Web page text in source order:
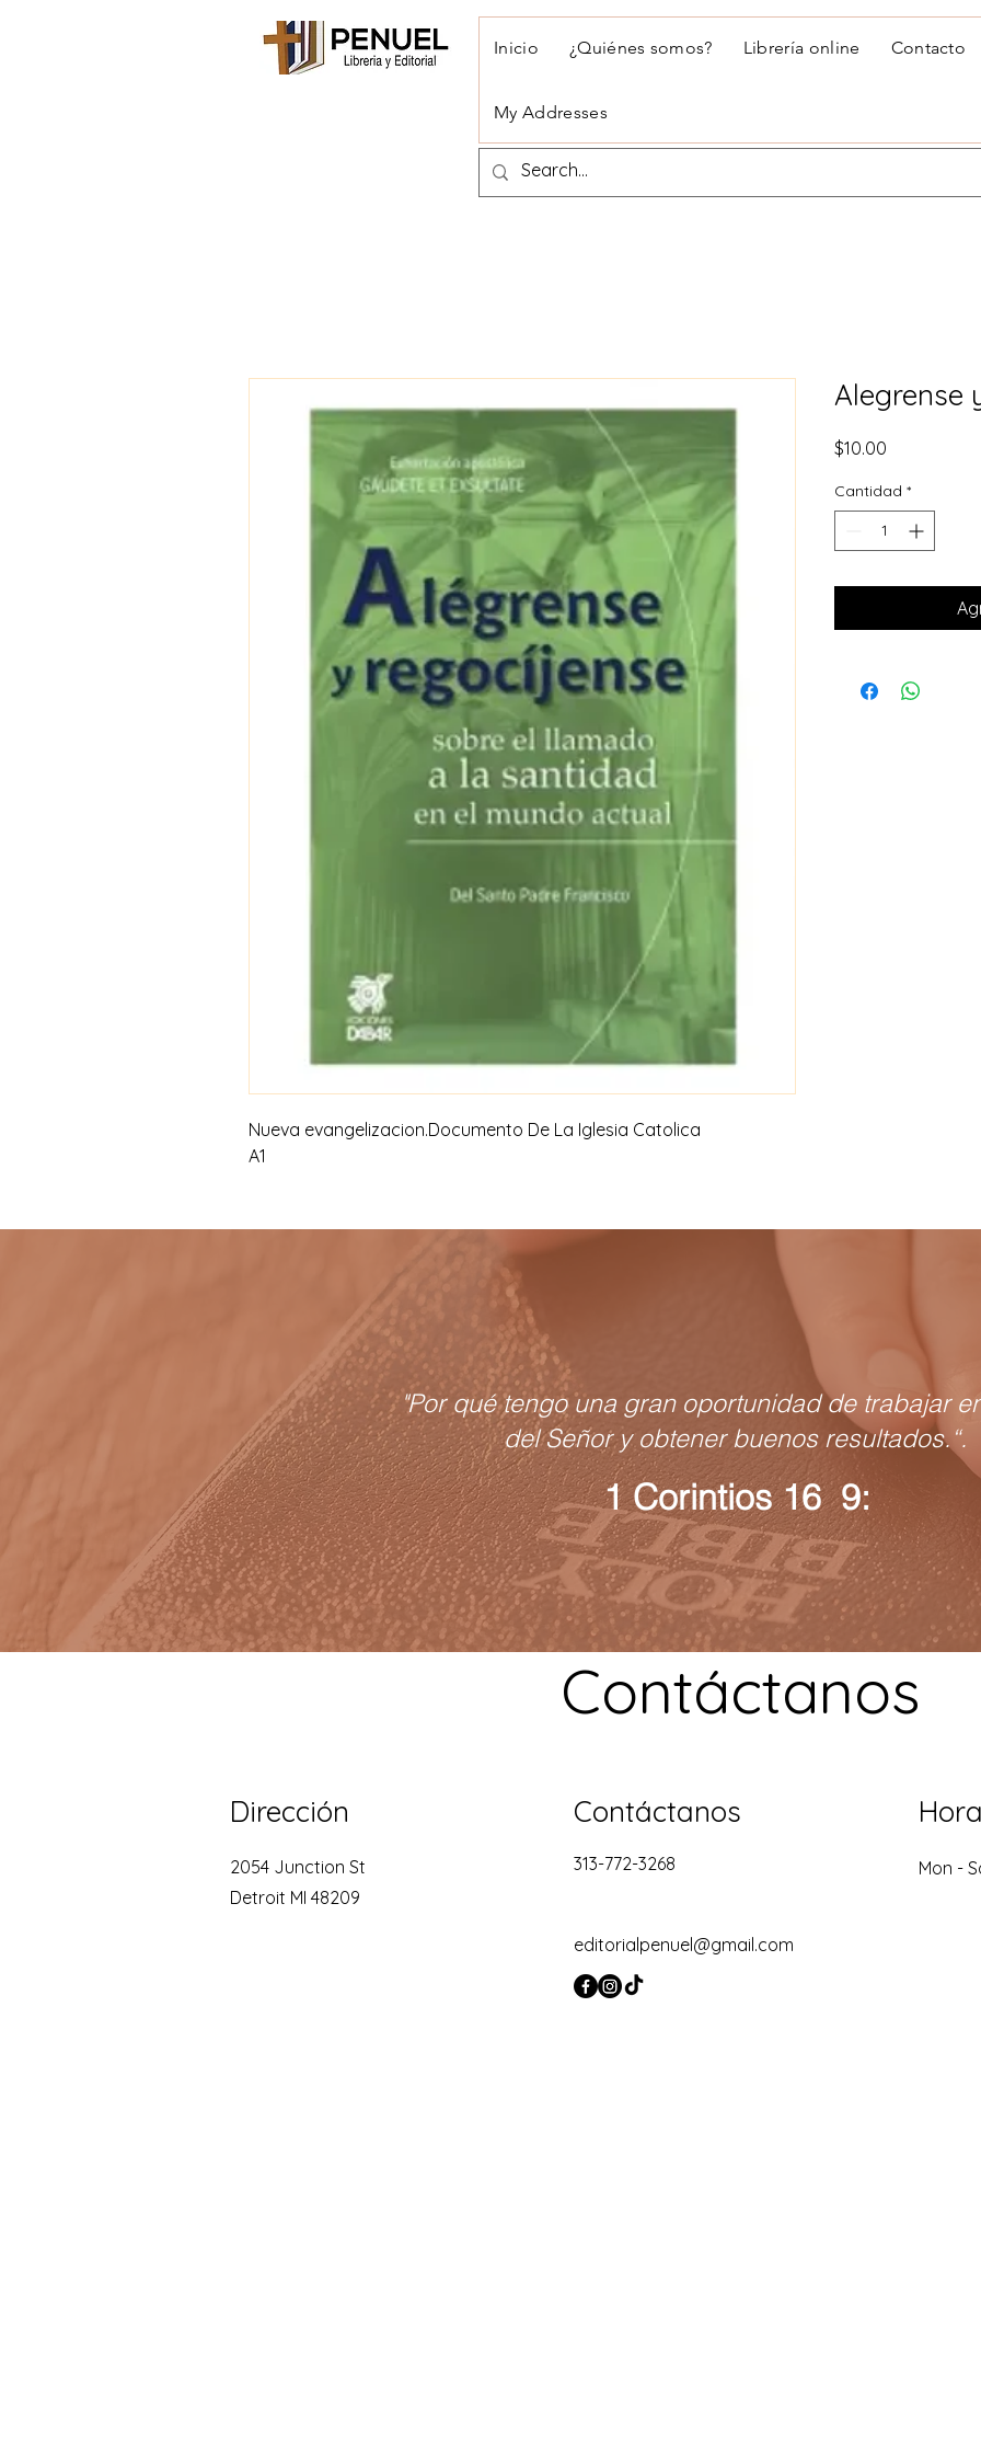
Inicio ¿Quiénes somos? Librería online Contacto
My Addresses
Nueva evangelizacion.Documento De La Iglesia Catolica
A1
Alegrense
$10.00
Cantidad *
1 Corintios 16 9:
"Por qué tengo una gran oportunidad de trabajar
del Señor y obtener buenos resultados.“.
Contáctanos
Dirección
2054 Junction St
Detroit MI 48209
Contáctanos
313-772-3268 Mon -
editorialpenuel@gmail.com